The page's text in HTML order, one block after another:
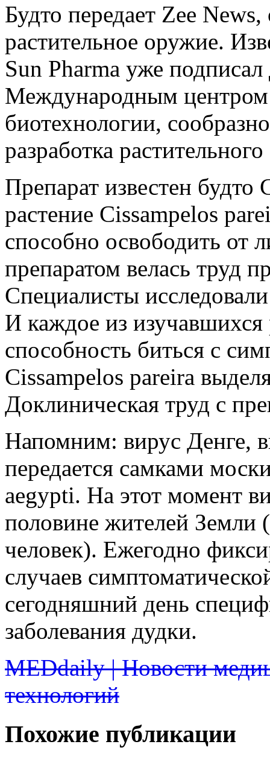
Будто передает Zee
растительное оружие.
Sun Pharma уже подписал
Международным
биотехнологии,
разработка растительного
Препарат известен
растение Cissampelos
способно освободить от
препаратом велась труд
Специалисты
И каждое из изучавшихся
способность биться с
Cissampelos pareira
Доклиническая труд с
Напомним: вирус Денге,
передается самками
aegypti. На этот момент
половине жителей Земли
человек). Ежегодно
случаев
сегодняшний день
заболевания дудки.
MEDdaily | Новости
технологий
Похожие публикации